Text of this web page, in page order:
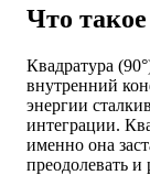
Что
Квадратура
внутренний
энергии
интеграции.
именно она
преодолевать и